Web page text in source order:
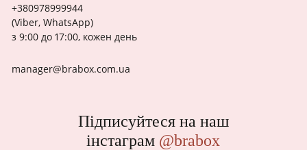
+380978999944
(Viber, WhatsApp)
з 9:00 до 17:00, кожен день
manager@brabox.com.ua
Підписуйтеся на наш
інстаграм @brabox